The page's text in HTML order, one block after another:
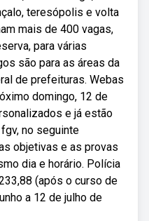
teresópolis e volta
mais de 400 vagas,
para várias
são para as áreas da
de prefeituras. Webas
domingo, 12 de
e já estão
no seguinte
objetivas e as provas
dia e horário. Polícia
(após o curso de
a 12 de julho de